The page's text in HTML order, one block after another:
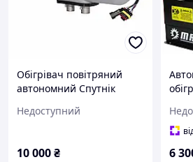
Обігрівач повітряний
автономний Спутнік
Недоступний
10 000₴ 6